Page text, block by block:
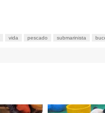
vida pescado submarinista